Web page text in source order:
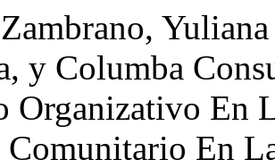
y Columba
Organizativo En
En